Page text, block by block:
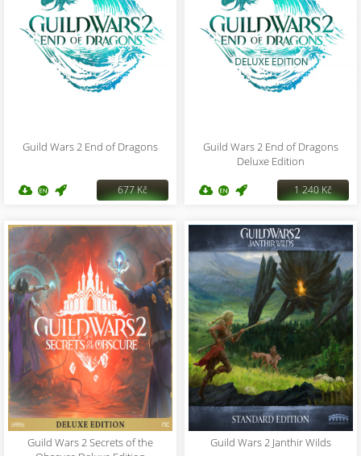
Guild Wars 2 End of Dragons
677 Kč
Guild Wars 2 End of Dragons
Deluxe Edition
1 240 Kč
Guild Wars 2 Secrets of the
Guild Wars 2 Janthir Wilds